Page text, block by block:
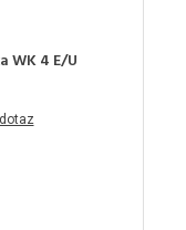
WK 4 E/U